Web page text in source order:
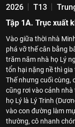
2026 T13
Tập 1A. Trục xuất
Vào giữa thời nhà
phá vỡ thế cân bằng
trăm năm nhà họ Lý
tổn hại nặng nề thì
Thế nhưng cuối cùng,
cũng rơi vào cảnh
họ Lý là Lý Trinh
vào con đường làm
thường, cô nhanh